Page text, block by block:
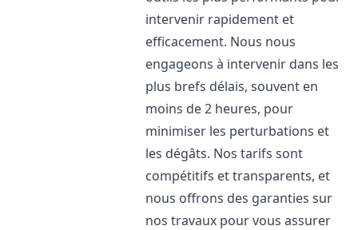
intervenir rapidement et
efficacement. Nous nous
engageons à intervenir dans les
plus brefs délais, souvent en
moins de 2 heures, pour
minimiser les perturbations et
les dégâts. Nos tarifs sont
compétitifs et transparents, et
nous offrons des garanties sur
nos travaux pour vous assurer